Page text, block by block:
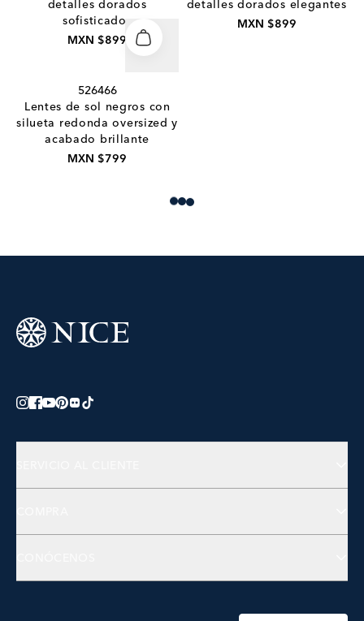
detalles dorados
sofisticados
MXN $899
detalles dorados elegantes
MXN $899
526466
Lentes de sol negros con
silueta redonda oversized y
acabado brillante
MXN $799
Loading more products
Bienestar